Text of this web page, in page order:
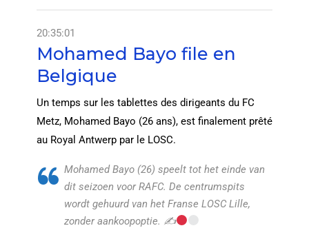
20:35:01
Mohamed Bayo file en
Belgique
Un temps sur les tablettes des dirigeants du FC
Metz, Mohamed Bayo (26 ans), est finalement prêté
au Royal Antwerp par le LOSC.
Mohamed Bayo (26) speelt tot het einde van
dit seizoen voor RAFC. De centrumspits
wordt gehuurd van het Franse LOSC Lille,
zonder aankoopoptie. ✍